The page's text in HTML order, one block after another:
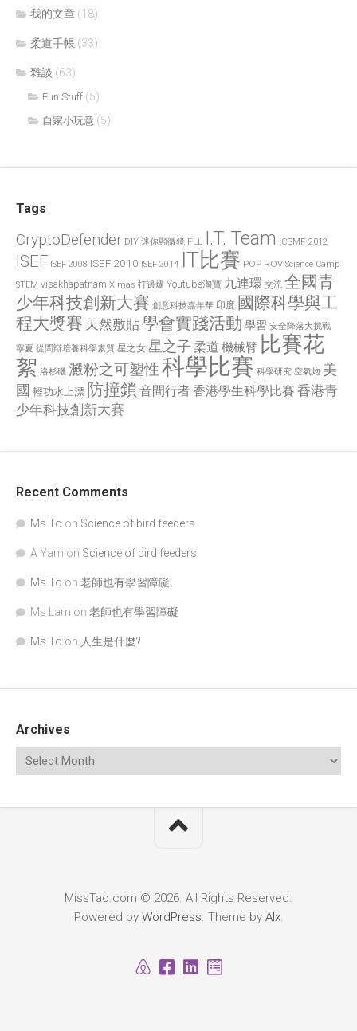
我的文章 (18)
柔道手帳 (33)
雜談 (63)
Fun Stuff (5)
自家小玩意 (5)
Tags
CryptoDefender DIY 迷你顯微鏡 FLL I.T. Team ICSMF 2012
ISEF ISEF 2008 ISEF 2010 ISEF 2014 IT比賽 POP ROV Science Camp
STEM visakhapatnam X'mas 打邊爐 Youtube淘寶 九連環 交流 全國青
少年科技創新大賽 創意科技嘉年華 印度 國際科學與工
程大獎賽 天然敷貼學會實踐活動 學習 安全降落大挑戰
寧夏 從問辯培養科學素質 星之女 星之子 柔道 機械臂 比賽花
絮 洛杉磯 澱粉之可塑性科學比賽 科學研究 空氣炮 美
國 輕功水上漂 防撞鎖 音間行者香港學生科學比賽 香港青
少年科技創新大賽
Recent Comments
Ms To on Science of bird feeders
A Yam on Science of bird feeders
Ms To on 老師也有學習障礙
Ms Lam on 老師也有學習障礙
Ms To on 人生是什麼?
Archives
MissTao.com © 2026. All Rights Reserved.
Powered by WordPress. Theme by Alx.